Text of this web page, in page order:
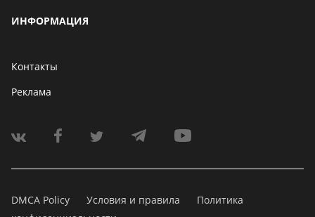
ИНФОРМАЦИЯ
Контакты
Реклама
DMCA Policy Условия и правила
Политика